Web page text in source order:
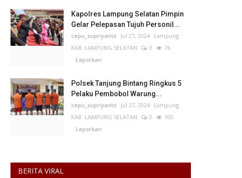
Kapolres Lampung Selatan Pimpin
Gelar Pelepasan Tujuh Personil...
cepu_supriyanto Jul 27, 2024 Lampung
KAB. LAMPUNG SELATAN
0
76
Laporkan
Polsek Tanjung Bintang Ringkus 5
Pelaku Pembobol Warung...
cepu_supriyanto Jul 27, 2024 Lampung
KAB. LAMPUNG SELATAN
0
100
Laporkan
BERITA VIRAL